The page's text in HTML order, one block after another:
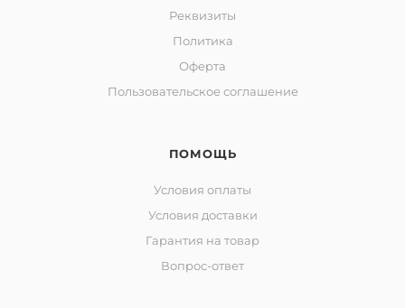
Реквизиты
Политика
Оферта
Пользовательское соглашение
ПОМОЩЬ
Условия оплаты
Условия доставки
Гарантия на товар
Вопрос-ответ